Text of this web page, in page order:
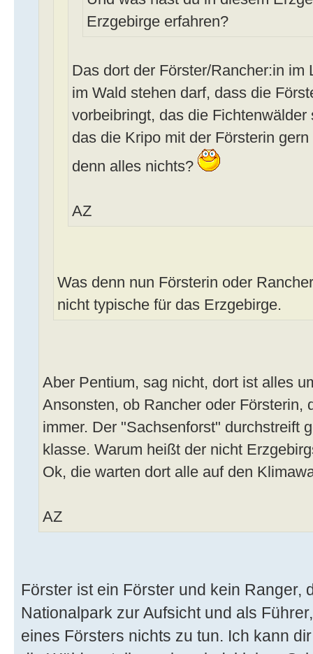
Erzgebirge erfahren?
Das dort der Förster/Rancher:in im
im Wald stehen darf, dass die
vorbeibringt, das die
das die Kripo mit der Försterin
denn alles nichts?
AZ
Was denn nun Försterin oder
nicht typische für das Erzgebirge.
Aber Pentium, sag nicht, dort ist alles
Ansonsten, ob Rancher oder Försterin,
immer. Der "Sachsenforst" durchstreift
klasse. Warum heißt der nicht
Ok, die warten dort alle auf den
AZ
Förster ist ein Förster und kein Ranger,
Nationalpark zur Aufsicht und als
eines Försters nichts zu tun. Ich kann